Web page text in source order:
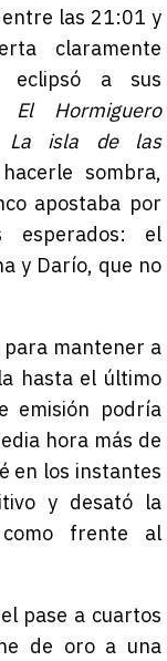
las 21:01 y
claramente
eclipsó a sus
El Hormiguero
La isla de las
sombra,
apostaba por
esperados: el
y Darío, que no
para mantener a
hasta el último
emisión podría
hora más de
en los instantes
y desató la
frente al
pase a cuartos
de oro a una